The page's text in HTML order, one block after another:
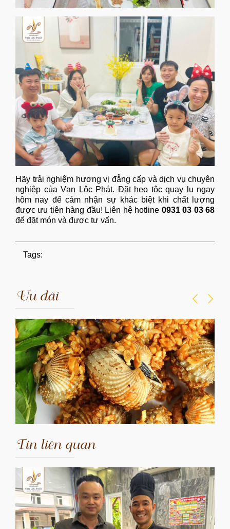
Hãy trải nghiệm hương vị đẳng cấp và dịch vụ chuyên
nghiệp của Vạn Lộc Phát. Đặt heo tộc quay lu ngay
hôm nay để cảm nhận sự khác biệt khi chất lượng
được ưu tiên hàng đầu! Liên hệ hotline 0931 03 03 68
để đặt món và được tư vấn.
Tags:
Ưu đãi
Tin liên quan